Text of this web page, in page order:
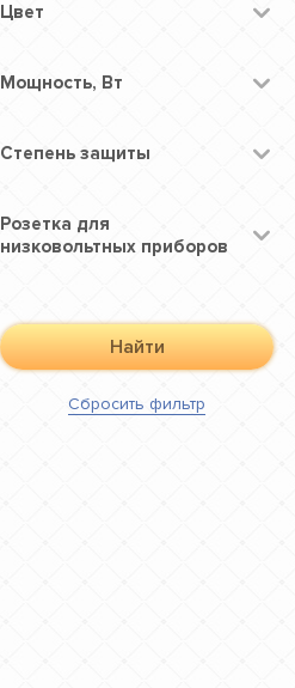
Цвет
Мощность, Вт
Степень защиты
Розетка для
низковольтных приборов
Найти
Сбросить фильтр